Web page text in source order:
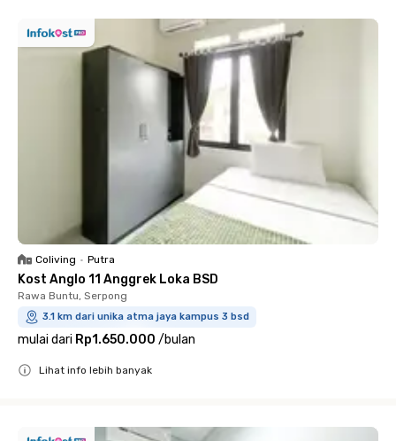
Coliving • Putra
Kost Anglo 11 Anggrek Loka BSD
Rawa Buntu, Serpong
3.1 km dari unika atma jaya kampus 3 bsd
mulai dari Rp1.650.000 /bulan
Lihat info lebih banyak